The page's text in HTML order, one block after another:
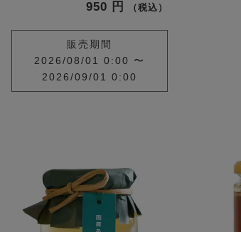
950 税込
販売期間
2026/08/01 0:00 〜
2026/09/01 0:00